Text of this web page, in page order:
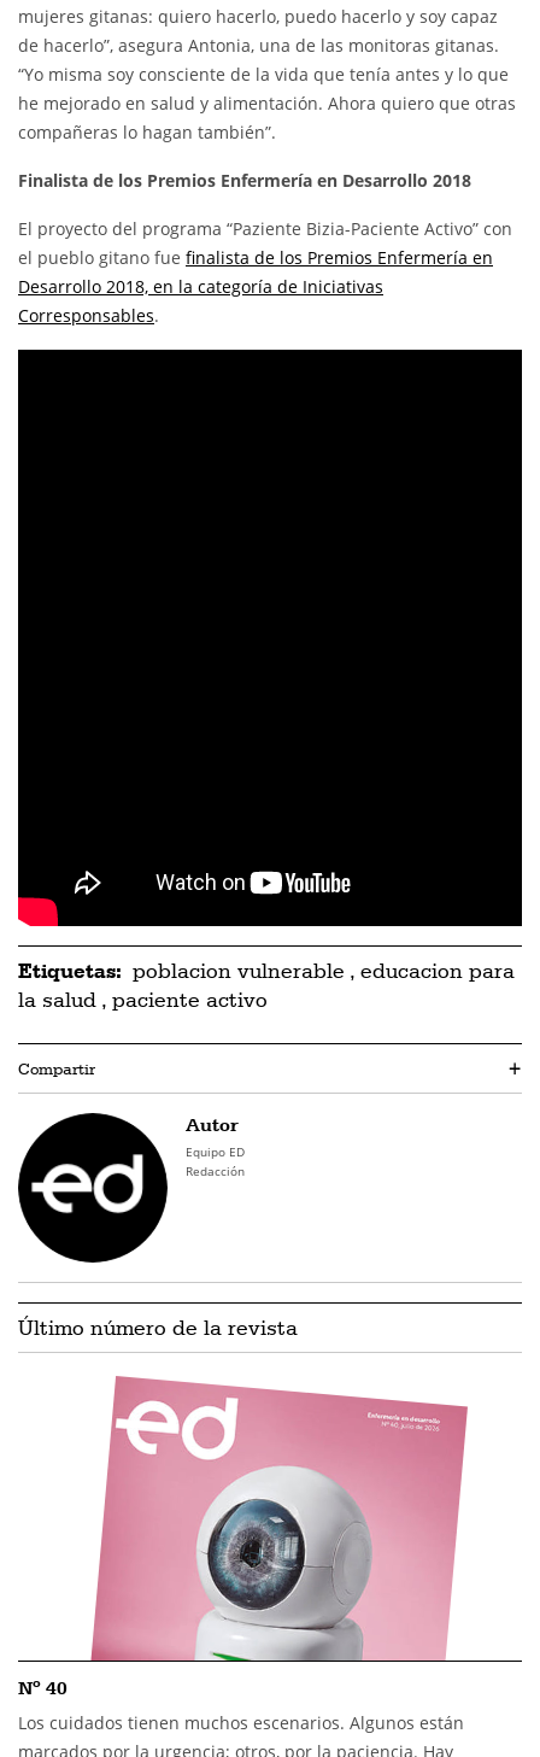
mujeres gitanas: quiero hacerlo, puedo hacerlo y soy capaz
de hacerlo”, asegura Antonia, una de las monitoras gitanas.
“Yo misma soy consciente de la vida que tenía antes y lo que
he mejorado en salud y alimentación. Ahora quiero que otras
compañeras lo hagan también”.
Finalista de los Premios Enfermería en Desarrollo 2018
El proyecto del programa “Paziente Bizia-Paciente Activo” con
el pueblo gitano fue finalista de los Premios Enfermería en
Desarrollo 2018, en la categoría de Iniciativas
Corresponsables.
Etiquetas: poblacion vulnerable , educacion para
la salud , paciente activo
Compartir +
Autor
Equipo ED
Redacción
Último número de la revista
Nº 40
Los cuidados tienen muchos escenarios. Algunos están
marcados por la urgencia; otros, por la paciencia. Hay